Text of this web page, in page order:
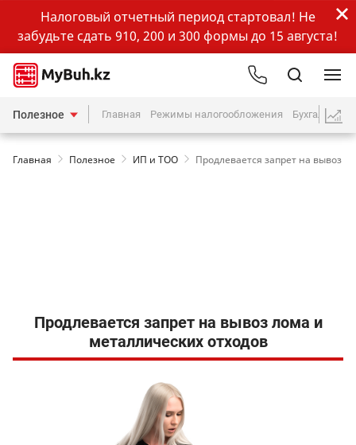
Налоговый отчетный период стартовал! Не
забудьте сдать 910, 200 и 300 формы до 15 августа!
Полезное Главная Режимы налогообложения Бухгалтерия
Главная Полезное ИП и ТОО Продлевается запрет на вывоз
Продлевается запрет на вывоз лома и
металлических отходов